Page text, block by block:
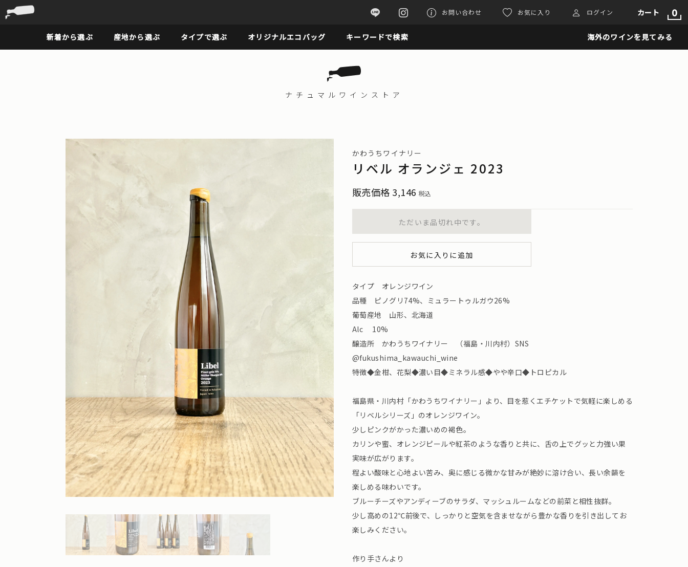
お問い合わせ お気に入り ログイン カート 0
新着から選ぶ 産地から選ぶ タイプで選ぶ オリジナルエコバッグ キーワードで検索 海外のワインを見てみる
ナチュマル ワインストア
かわうちワイナリー
リベル オランジェ 2023
販売価格 3,146 税込
ただいま品切れ中です。
お気に入りに追加
タイプ オレンジワイン
品種 ピノグリ74%、ミュラートゥルガウ26%
葡萄産地 山形、北海道
Alc 10%
醸造所 かわうちワイナリー （福島・川内村）SNS
@fukushima_kawauchi_wine
特徴◆金柑、花梨◆濃い目◆ミネラル感◆やや辛口◆トロピカル
福島県・川内村「かわうちワイナリー」より、目を惹くエチケットで気軽に楽しめる
「リベルシリーズ」のオレンジワイン。
少しピンクがかった濃いめの褐色。
カリンや蜜、オレンジピールや紅茶のような香りと共に、舌の上でグッと力強い果
実味が広がります。
程よい酸味と心地よい苦み、奥に感じる微かな甘みが絶妙に溶け合い、長い余韻を
楽しめる味わいです。
ブルーチーズやアンディーブのサラダ、マッシュルームなどの前菜と相性抜群。
少し高めの12℃前後で、しっかりと空気を含ませながら豊かな香りを引き出してお
楽しみください。
作り手さんより